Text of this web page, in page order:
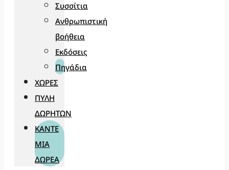
Συσσίτια
Ανθρωπιστική
βοήθεια
Εκδόσεις
Πηγάδια
ΧΏΡΕΣ
ΠΎΛΗ
ΔΩΡΗΤΏΝ
ΚΆΝΤΕ
ΜΊΑ
ΔΩΡΕΆ